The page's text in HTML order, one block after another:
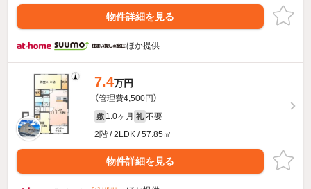
物件詳細を見る
ほか提供
7.4万円
（管理費4,500円）
敷 1.0ヶ月 礼 不要
2階 / 2LDK / 57.85㎡
物件詳細を見る